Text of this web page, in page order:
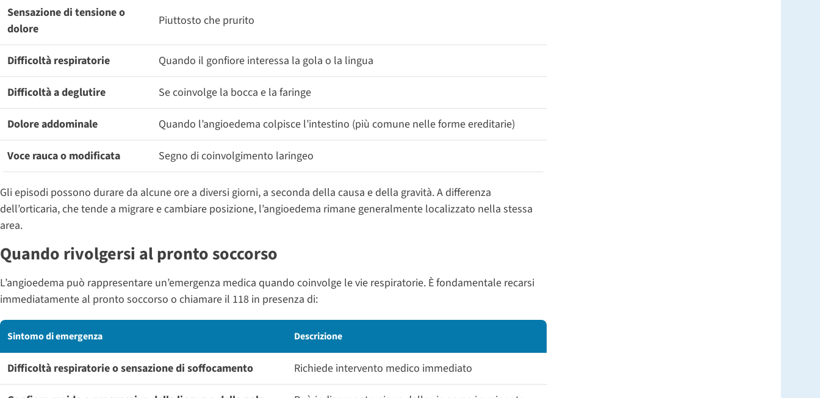
Sensazione di tensione o
dolore
Piuttosto che prurito
Difficoltà respiratorie Quando il gonfiore interessa la gola o la lingua
Difficoltà a deglutire Se coinvolge la bocca e la faringe
Dolore addominale Quando l’angioedema colpisce l’intestino (più comune nelle forme ereditarie)
Voce rauca o modificata Segno di coinvolgimento laringeo
Gli episodi possono durare da alcune ore a diversi giorni, a seconda della causa e della gravità. A differenza
dell’orticaria, che tende a migrare e cambiare posizione, l’angioedema rimane generalmente localizzato nella stessa
area.
Quando rivolgersi al pronto soccorso
L’angioedema può rappresentare un’emergenza medica quando coinvolge le vie respiratorie. È fondamentale recarsi
immediatamente al pronto soccorso o chiamare il 118 in presenza di:
Sintomo di emergenza Descrizione
Difficoltà respiratorie o sensazione di soffocamento Richiede intervento medico immediato